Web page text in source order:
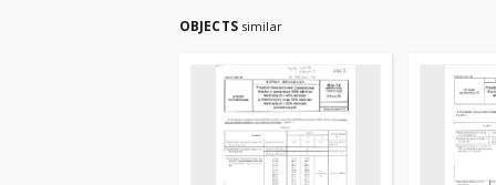
OBJECTS similar